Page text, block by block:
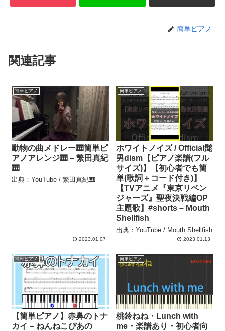
簡単ピアノ
関連記事
簡単ピアノ
動物の曲メドレー🎹簡単ピ
アノアレンジ🎹 – 繁田真紀
🎹
出典：YouTube / 繁田真紀🎹
2023.01.07
簡単ピアノ
ホワイトノイズ / Official髭
男dism【ピアノ楽譜(フル
サイズ)】【初心者でも簡
単(歌詞＋コード付き)】
【TVアニメ『東京リベン
ジャーズ』聖夜決戦編OP
主題歌】#shorts – Mouth
Shellfish
出典：YouTube / Mouth Shellfish
2023.01.13
簡単ピアノ
【簡単ピアノ】赤鼻のトナ
カイ – ねんねこぴあの
簡単ピアノ
桃鈴ねね・Lunch with
me・楽譜あり・初心者向